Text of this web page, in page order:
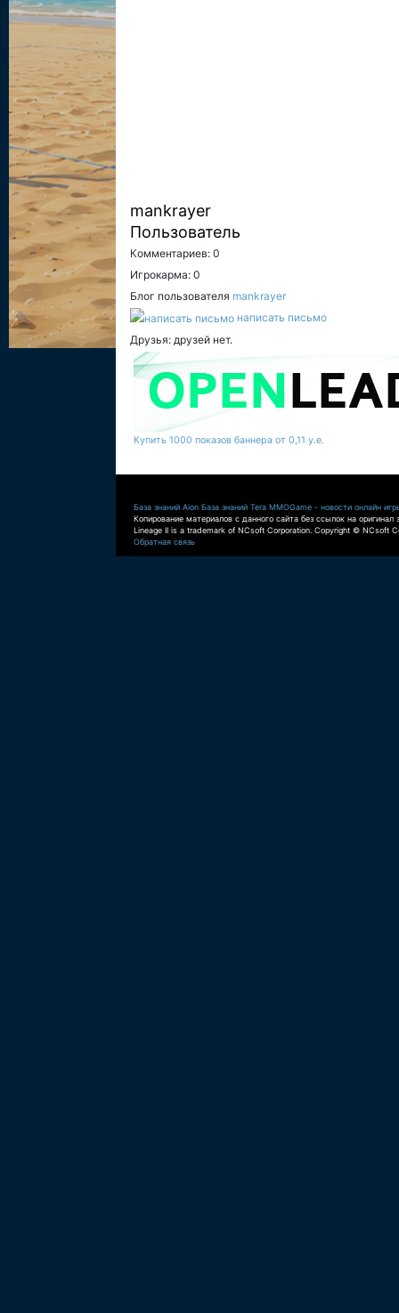
mankrayer
Пользователь
Комментариев: 0
Игрокарма: 0
Блог пользователя mankrayer
написать письмо
Друзья: друзей нет.
Купить 1000 показов баннера от 0,11 у.е.
База знаний Aion База знаний Tera MMOGame - новости онлайн
Копирование материалов с данного сайта без ссылок на оригинал
Lineage II is a trademark of NCsoft Corporation. Copyright © NCsoft
Обратная связь